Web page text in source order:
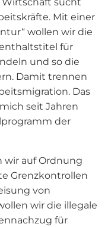
Mit einer
wollen wir die
für
und so die
Damit trennen
Das
seit Jahren
der
wir auf Ordnung
Grenzkontrollen
von
wir die illegale
für